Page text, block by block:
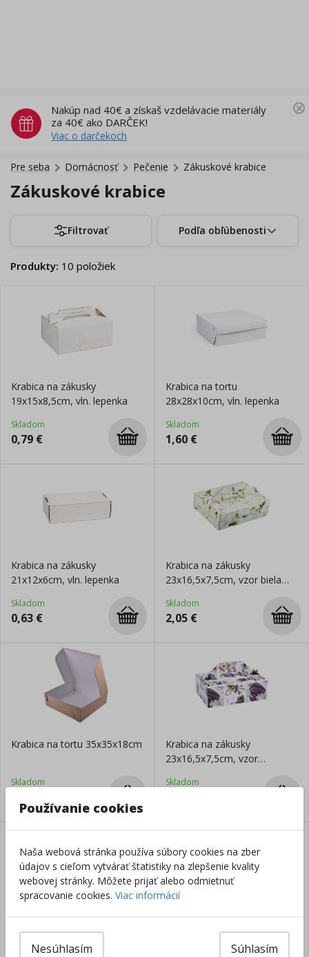
Nakúp nad 40€ a získaš vzdelávacie materiály
za 40€ ako DARČEK!
Viac o darčekoch
Pre seba Domácnosť Pečenie Zákuskové krabice
Zákuskové krabice
Filtrovať Podľa obľúbenosti
Produkty: 10 položiek
Krabica na zákusky
19x15x8,5cm, vln. lepenka
Skladom
0,79 €
Krabica na tortu
28x28x10cm, vln. lepenka
Skladom
1,60 €
Krabica na zákusky
21x12x6cm, vln. lepenka
Skladom
0,63 €
Krabica na zákusky
23x16,5x7,5cm, vzor biela
Skladom
2,05 €
Krabica na tortu 35x35x18cm
Skladom
Krabica na zákusky
23x16,5x7,5cm, vzor
Skladom
23x16,5x7,5cm, vzor srdcia
Používanie cookies
Naša webová stránka používa súbory cookies na zber
údajov s cieľom vytvárať štatistiky na zlepšenie kvality
webovej stránky. Môžete prijať alebo odmietnuť
spracovanie cookies. Viac informácií
Súhlasím
Nesúhlasím